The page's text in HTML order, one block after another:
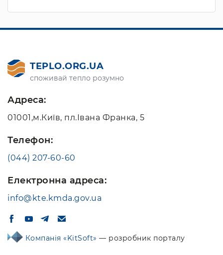
TEPLO.ORG.UA
споживай тепло розумно
Адреса:
01001,м.Київ, пл.Івана Франка, 5
Телефон:
(044) 207-60-60
Електронна адреса:
info@kte.kmda.gov.ua
Компанія «KitSoft» — розробник порталу